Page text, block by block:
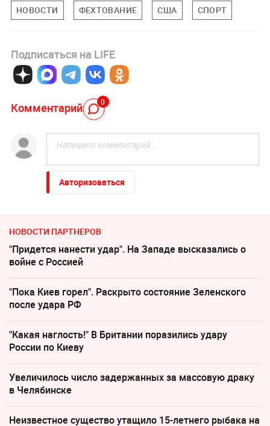
НОВОСТИ ФЕХТОВАНИЕ США СПОРТ
Подписаться на LIFE
Комментарий 0
Авторизоваться
НОВОСТИ ПАРТНЕРОВ
"Придется нанести удар". На Западе высказались о
войне с Россией
"Пока Киев горел". Раскрыто состояние Зеленского
после удара РФ
"Какая наглость!" В Британии поразились удару
России по Киеву
Увеличилось число задержанных за массовую драку
в Челябинске
Неизвестное существо утащило 15-летнего рыбака на